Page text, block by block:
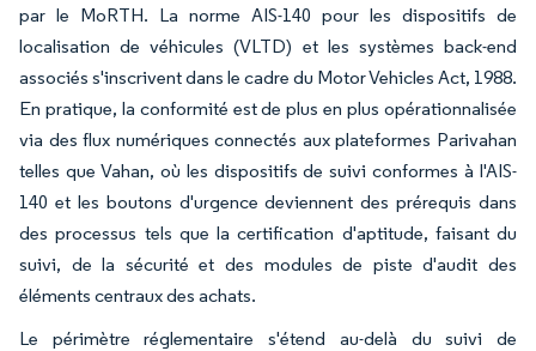
par le MoRTH. La norme AIS-140 pour les dispositifs de
localisation de véhicules (VLTD) et les systèmes back-end
associés s'inscrivent dans le cadre du Motor Vehicles Act, 1988.
En pratique, la conformité est de plus en plus opérationnalisée
via des flux numériques connectés aux plateformes Parivahan
telles que Vahan, où les dispositifs de suivi conformes à l'AIS-
140 et les boutons d'urgence deviennent des prérequis dans
des processus tels que la certification d'aptitude, faisant du
suivi, de la sécurité et des modules de piste d'audit des
éléments centraux des achats.
Le périmètre réglementaire s'étend au-delà du suivi de